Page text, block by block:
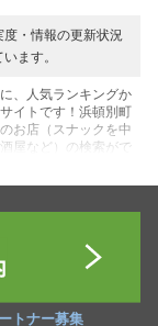
・情報の更新状況
ます。
、人気ランキングか
イトです！浜頓別町
お店（スナックを中
屋など）の検索がで
にあるお店探しに役
ムを確認してご予算
最高のスナック（居
に最高のスナックを
トナー募集